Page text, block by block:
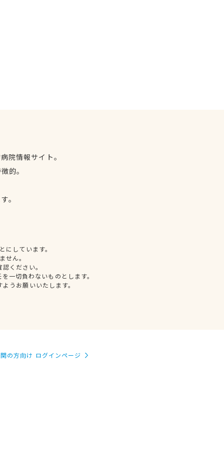
院情報サイト。
的。
。
しています。
せん。
ください。
一切負わないものとします。
うお願いいたします。
の方向け ログインページ